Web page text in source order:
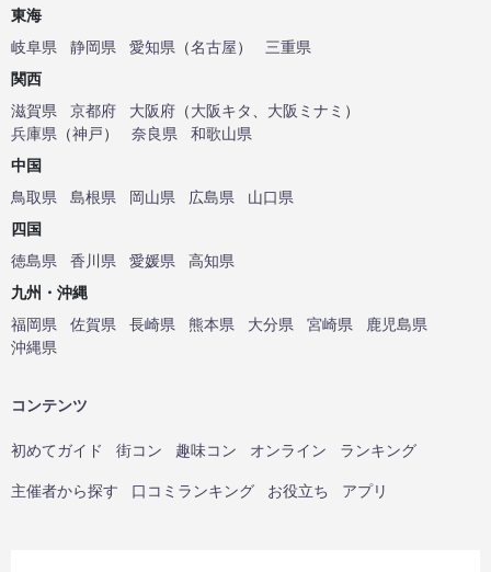
東海
岐阜県
静岡県 愛知県 （名古屋）
三重県
関西
滋賀県
京都府 大阪府 （大阪キタ 大阪ミナミ ）
兵庫県 （神戸） 奈良県
和歌山県
中国
鳥取県
島根県 岡山県 広島県
山口県
四国
徳島県
香川県 愛媛県
高知県
九州・沖縄
福岡県
佐賀県 長崎県 熊本県 大分県 宮崎県
鹿児島県
沖縄県
コンテンツ
初めてガイド 街コン 趣味コン オンライン ランキング
主催者から探す 口コミランキング お役立ち アプリ